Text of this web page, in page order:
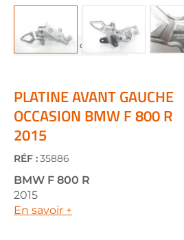
the
beginning
of
the
images
gallery
PLATINE AVANT GAUCHE
OCCASION BMW F 800 R
2015
RÉF :35886
BMW F 800 R
2015
En savoir +